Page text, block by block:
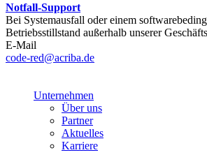
Notfall-Support
Bei Systemausfall oder einem
Betriebsstillstand außerhalb unserer
E-Mail
code-red@acriba.de
Unternehmen
Über uns
Partner
Aktuelles
Karriere